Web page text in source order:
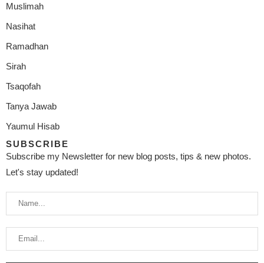
Muslimah
Nasihat
Ramadhan
Sirah
Tsaqofah
Tanya Jawab
Yaumul Hisab
SUBSCRIBE
Subscribe my Newsletter for new blog posts, tips & new photos.
Let's stay updated!